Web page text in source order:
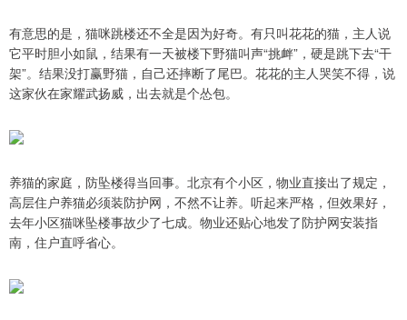
有意思的是，猫咪跳楼还不全是因为好奇。有只叫花花的猫，主人说
它平时胆小如鼠，结果有一天被楼下野猫叫声“挑衅”，硬是跳下去“干
架”。结果没打赢野猫，自己还摔断了尾巴。花花的主人哭笑不得，说
这家伙在家耀武扬威，出去就是个怂包。
养猫的家庭，防坠楼得当回事。北京有个小区，物业直接出了规定，
高层住户养猫必须装防护网，不然不让养。听起来严格，但效果好，
去年小区猫咪坠楼事故少了七成。物业还贴心地发了防护网安装指
南，住户直呼省心。